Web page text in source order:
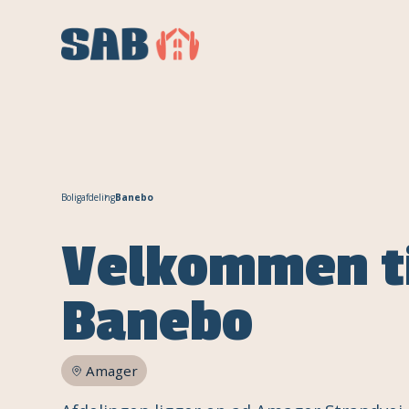
BoligafdelingBanebo
Velkommen
Banebo
Amager